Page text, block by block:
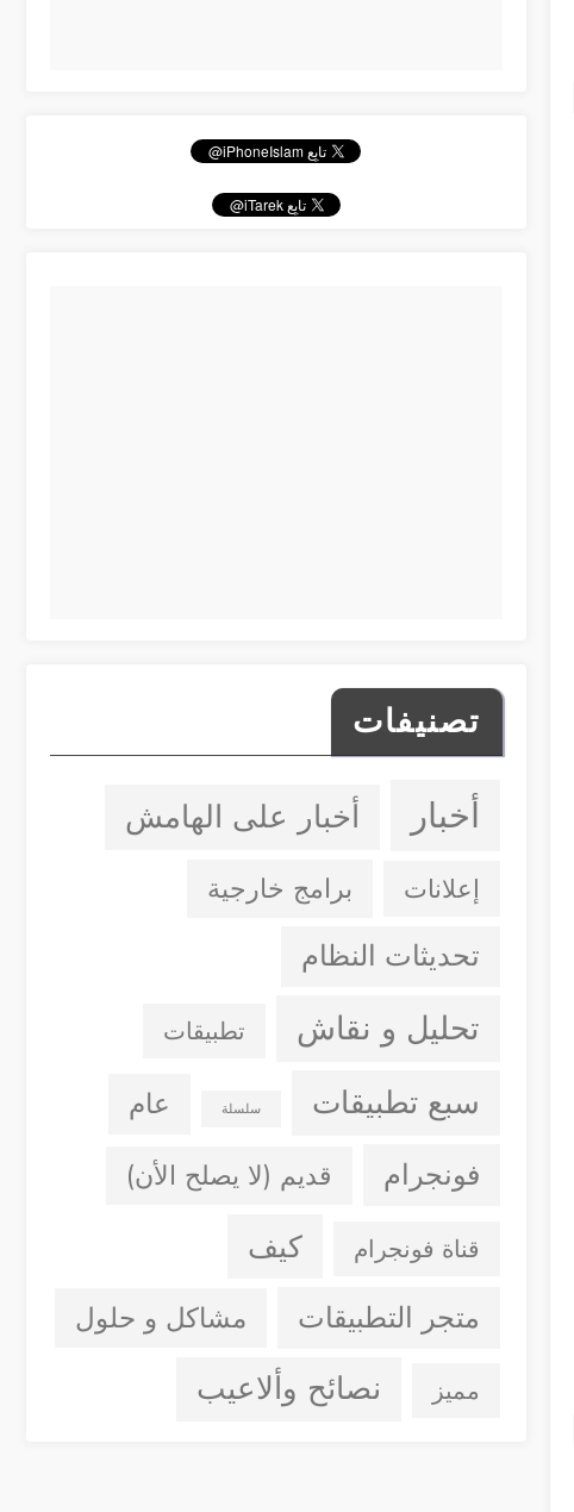
تصنيفات
أخبار أخبار على الهامش
إعلانات برامج خارجية
تحديثات النظام
تحليل و نقاش تطبيقات
سبع تطبيقات سلسلة عام
فونجرام قديم (لا يصلح الأن)
قناة فونجرام كيف
متجر التطبيقات مشاكل و حلول
مميز نصائح وألاعيب